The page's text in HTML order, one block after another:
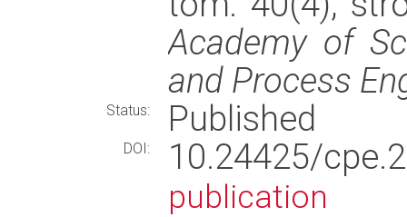
Academy of
and Process
Status: Published
DOI: 10.24425/
publication